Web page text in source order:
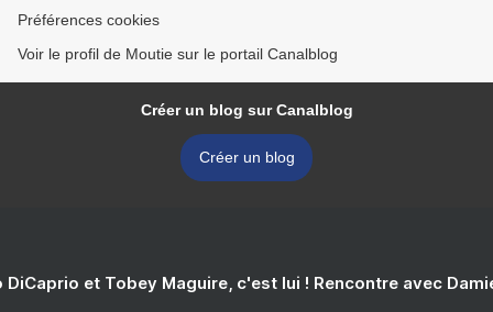
Préférences cookies
Voir le profil de Moutie sur le portail Canalblog
Créer un blog sur Canalblog
Créer un blog
DiCaprio et Tobey Maguire, c'est lui ! Rencontre avec